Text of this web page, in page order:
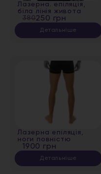
Лазерна. епіляція,
біла лінія живота
380250 грн
Детальніше
Лазерна епіляція,
ноги повністю
1900 грн
Детальніше